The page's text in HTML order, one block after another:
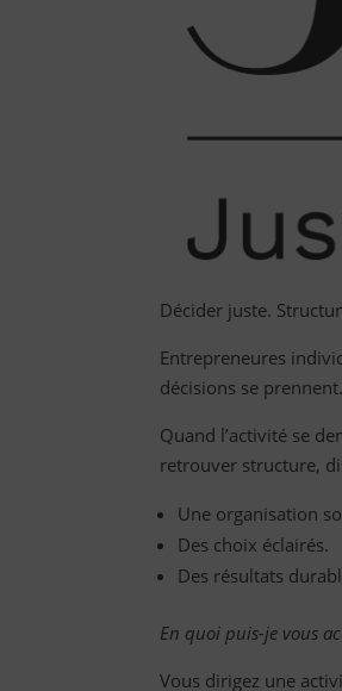
Décider juste.
Entrepreneures
décisions se prennent.
Quand l’activité se
retrouver structure,
Une organisation
Des choix éclairés.
Des résultats
En quoi puis-je vous
Vous dirigez une